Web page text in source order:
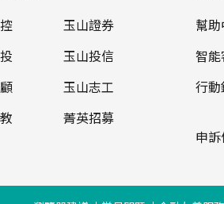
玉山證券
玉山投信
玉山志工
菁英招募
幫
智
行
申